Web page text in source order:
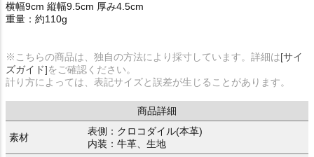
横幅9cm 縦幅9.5cm 厚み4.5cm
重量：約110g
※こちらの商品は、独自の方法により採寸しています。詳細は[サイ
ズガイド]をご確認ください。
計り方によっては、表記サイズと誤差が生じることがあります。
商品詳細
素材
表側：クロコダイル(本革)
内装：牛革、生地